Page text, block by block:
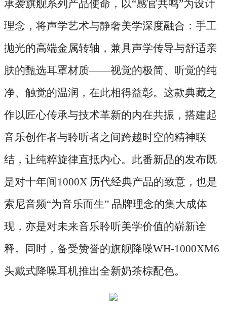
承袭旗舰系列产品使命，以“感官共鸣”为设计
理念，将声学艺术与静奢美学深度融合：手工
抛光的高端金属转轴，兼具声学传导与舒适亲
肤的甄选耳罩材质——视觉的极简、听觉的纯
净、触觉的温润，在此相得益彰。这款典藏之
作以匠心传承与技术革新的内在共振，搭建起
音乐创作者与聆听者之间跨越时空的精神联
结，让纯粹旋律直抵内心。此番新品的发布既
是对十年间1000X 历代经典产品的致意，也是
索尼音频“为音乐而生” 品牌理念的集大成体
现，亦是对未来音乐聆听美学价值的崭新诠
释。同时，备受赞誉的旗舰降噪WH-1000XM6
头戴式降噪耳机推出全新奶茶棕配色。